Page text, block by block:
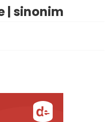
| sinonim